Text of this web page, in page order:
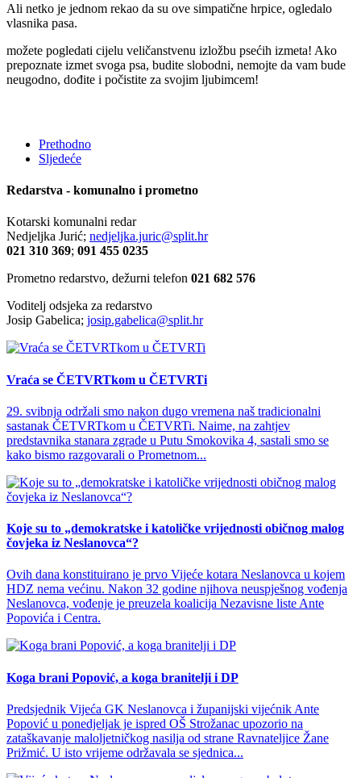
Ali netko je jednom rekao da su ove simpatične hrpice, ogledalo
vlasnika pasa.
možete pogledati cijelu veličanstvenu izložbu psećih izmeta! Ako
prepoznate izmet svoga psa, budite slobodni, nemojte da vam bude
neugodno, dođite i počistite za svojim ljubimcem!
Prethodno
Sljedeće
Redarstva - komunalno i prometno
Kotarski komunalni redar
Nedjeljka Jurić; nedjeljka.juric@split.hr
021 310 369; 091 455 0235
Prometno redarstvo, dežurni telefon 021 682 576
Voditelj odsjeka za redarstvo
Josip Gabelica; josip.gabelica@split.hr
Vraća se ČETVRTkom u ČETVRTi
29. svibnja održali smo nakon dugo vremena naš tradicionalni
sastanak ČETVRTkom u ČETVRTi. Naime, na zahtjev
predstavnika stanara zgrade u Putu Smokovika 4, sastali smo se
kako bismo razgovarali o Prometnom...
Koje su to „demokratske i katoličke vrijednosti običnog malog
čovjeka iz Neslanovca“?
Ovih dana konstituirano je prvo Vijeće kotara Neslanovca u kojem
HDZ nema većinu. Nakon 32 godine njihova neuspješnog vođenja
Neslanovca, vođenje je preuzela koalicija Nezavisne liste Ante
Popovića i Centra.
Koga brani Popović, a koga branitelji i DP
Predsjednik Vijeća GK Neslanovca i županijski vijećnik Ante
Popović u ponedjeljak je ispred OŠ Strožanac upozorio na
zataškavanje maloljetničkog nasilja od strane Ravnateljice Žane
Prižmić. U isto vrijeme održavala se sjednica...